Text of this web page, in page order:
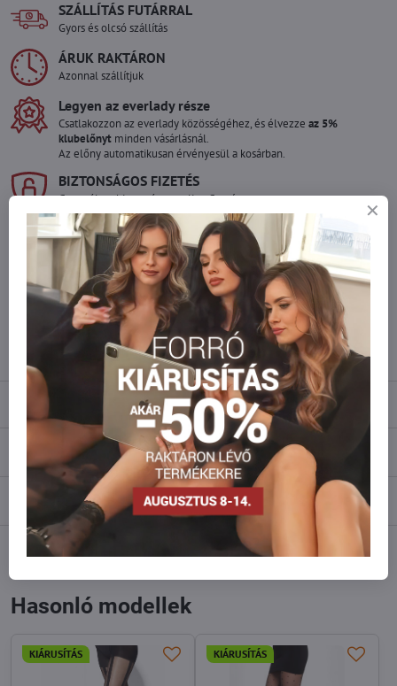
SZÁLLÍTÁS FUTÁRRAL
Gyors és olcsó szállítás
ÁRUK RAKTÁRON
Azonnal szállítjuk
Legyen az everlady része
Csatlakozzon az everlady közösségéhez, és élvezze az 5%
klubelőnyt minden vásárlásnál.
Az előny automatikusan érvényesül a kosárban.
BIZTONSÁGOS FIZETÉS
Garantáltan biztonságos online fizetés
Szeretne több terméket rendelni mint
amennyi raktáron van?
Ne habozzon kapcsolatba lépni velünk, raktárra szállítjuk az árut!
info​@everlady​.eu
Vélemények
Fórum
mail
Hasonló modellek
KIÁRUSÍTÁS KIÁRUSÍTÁS